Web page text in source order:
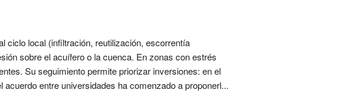
ciclo local (infiltración, reutilización, escorrentía
sobre el acuífero o la cuenca. En zonas con estrés
Su seguimiento permite priorizar inversiones: en el
entre universidades ha comenzado a proponerl...